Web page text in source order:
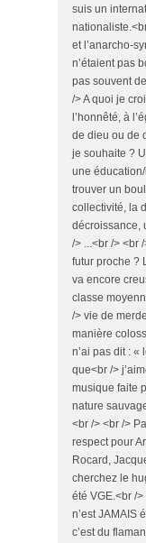
suis un
et l’anarcho-
n’étaient pas
pas souvent
/> A quoi je
l’honnêté, à
de dieu ou de
je souhaite ?
une
trouver un
collectivité, la
décroissance,
/> ...<br /> <br
futur proche ?
va encore
classe
/> vie de
manière
n’ai pas dit : «
que<br />
musique faite
nature
<br /> <br />
respect pour
Rocard,
cherchez le
été VGE.<br /
n’est JAMAIS
c’est du